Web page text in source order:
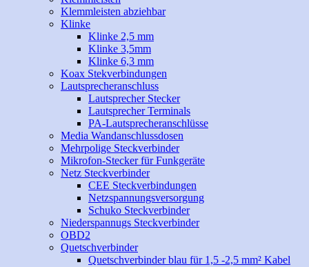
Klemmleisten abziehbar
Klinke
Klinke 2,5 mm
Klinke 3,5mm
Klinke 6,3 mm
Koax Stekverbindungen
Lautsprecheranschluss
Lautsprecher Stecker
Lautsprecher Terminals
PA-Lautsprecheranschlüsse
Media Wandanschlussdosen
Mehrpolige Steckverbinder
Mikrofon-Stecker für Funkgeräte
Netz Steckverbinder
CEE Steckverbindungen
Netzspannungsversorgung
Schuko Steckverbinder
Niederspannugs Steckverbinder
OBD2
Quetschverbinder
Quetschverbinder blau für 1,5 -2,5 mm² Kabel